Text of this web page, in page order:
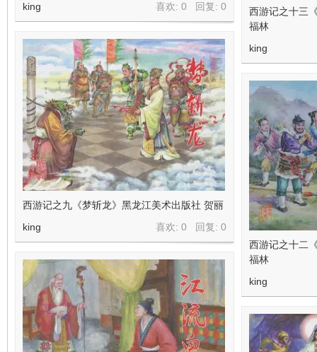
喜欢: 0 回复: 0
king
西游记之十三
福林
king
西游记之九《梦斩龙》黑龙江美术出版社 贺丽
喜欢: 0 回复: 0
king
西游记之十二
福林
king